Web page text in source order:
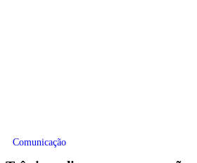
Comunicação